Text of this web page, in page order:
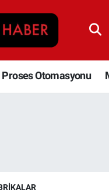
Proses Otomasyonu